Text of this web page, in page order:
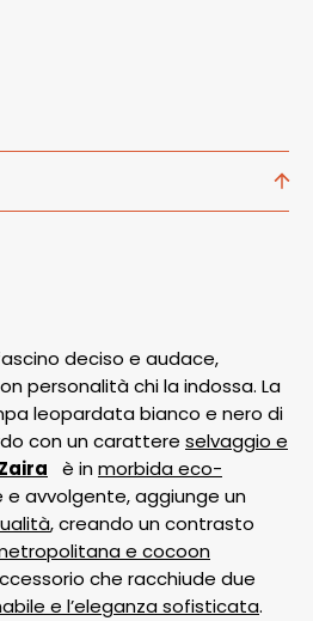
deciso e audace,
personalità chi la indossa. La
leopardata bianco e nero di
con un carattere selvaggio e
Zaira è inmorbida eco-
e avvolgente, aggiunge un
, creando un contrasto
e cocoon
che racchiude due
e l’eleganza sofisticata.